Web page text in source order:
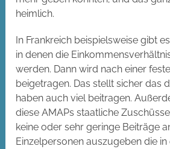
heimlich.
In Frankreich beispielsweise gibt
in denen die
werden. Dann wird nach einer
beigetragen. Das stellt sicher das
haben auch viel beitragen.
diese AMAPs staatliche
keine oder sehr geringe Beiträge
Einzelpersonen auszugeben die in